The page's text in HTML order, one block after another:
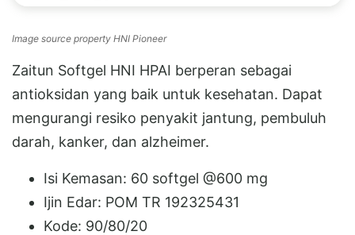
Image source property HNI Pioneer
Zaitun Softgel HNI HPAI berperan sebagai
antioksidan yang baik untuk kesehatan. Dapat
mengurangi resiko penyakit jantung, pembuluh
darah, kanker, dan alzheimer.
Isi Kemasan: 60 softgel @600 mg
Ijin Edar: POM TR 192325431
Kode: 90/80/20